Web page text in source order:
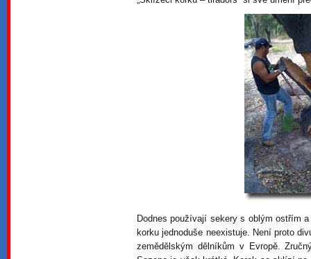
Dodnes používají sekery s oblým ostřím
korku jednoduše neexistuje. Není proto
zemědělským dělníkům v Evropě.